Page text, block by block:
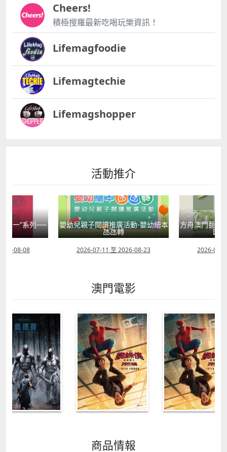
Cheers!
積極搜羅最新吃喝玩樂資訊！
Lifemagfoodie
Lifemagtechie
Lifemagshopper
活動推介
第一”系列──
08-08
嬰幼兒親子閱讀推廣活動-嬰幼繪本
氹氹轉
2026-07-11 至 2026-08-23
方舟澳門藝術
匯
2026-08-
澳門電影
商品情報